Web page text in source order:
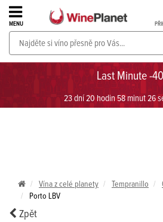
Last Minute -
23 dní 20 hodin 58 minut 26
MENU
PROSECCO v akci až do -30%!
Vína z celé planety Tempranillo
Porto LBV
Zpět